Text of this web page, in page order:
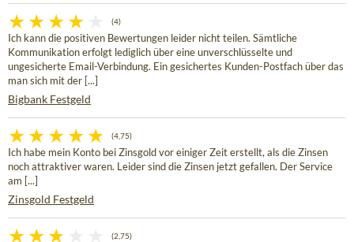
(4)
Ich kann die positiven Bewertungen leider nicht teilen. Sämtliche
Kommunikation erfolgt lediglich über eine unverschlüsselte und
ungesicherte Email-Verbindung. Ein gesichertes Kunden-Postfach über das
man sich mit der [...]
Bigbank Festgeld
(4,75)
Ich habe mein Konto bei Zinsgold vor einiger Zeit erstellt, als die Zinsen
noch attraktiver waren. Leider sind die Zinsen jetzt gefallen. Der Service
am [...]
Zinsgold Festgeld
(2,75)